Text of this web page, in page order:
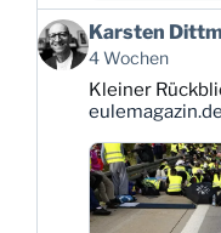
Beitrag
von
Karsten
Dittmann
Bluesky
ansehen
Karsten
4 Wochen
Kleiner